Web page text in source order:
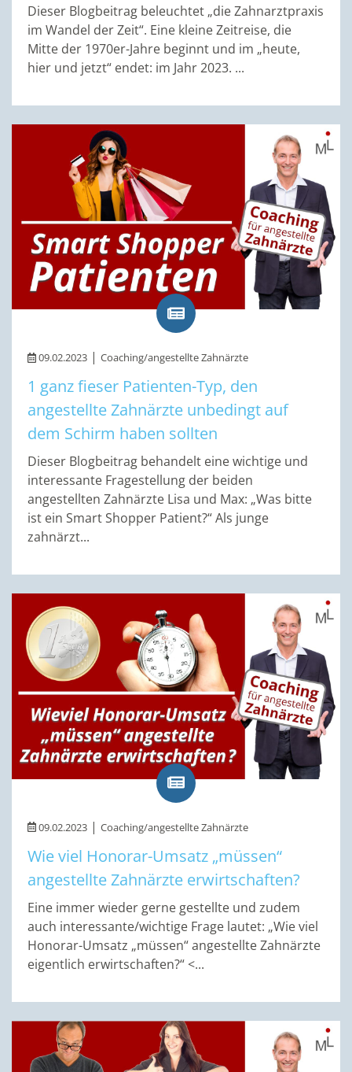
Dieser Blogbeitrag beleuchtet „die Zahnarztpraxis
im Wandel der Zeit“. Eine kleine Zeitreise, die
Mitte der 1970er-Jahre beginnt und im „heute,
hier und jetzt“ endet: im Jahr 2023. ...
09.02.2023 |Coaching/angestellte Zahnärzte
1 ganz fieser Patienten-Typ, den
angestellte Zahnärzte unbedingt auf
dem Schirm haben sollten
Dieser Blogbeitrag behandelt eine wichtige und
interessante Fragestellung der beiden
angestellten Zahnärzte Lisa und Max: „Was bitte
ist ein Smart Shopper Patient?“ Als junge
zahnärzt...
09.02.2023 |Coaching/angestellte Zahnärzte
Wie viel Honorar-Umsatz „müssen“
angestellte Zahnärzte erwirtschaften?
Eine immer wieder gerne gestellte und zudem
auch interessante/wichtige Frage lautet: „Wie viel
Honorar-Umsatz „müssen“ angestellte Zahnärzte
eigentlich erwirtschaften?“ <...